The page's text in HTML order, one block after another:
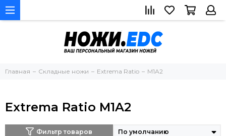
Главная Складные ножи Extrema Ratio M1A2
Extrema Ratio M1A2
Фильтр товаров